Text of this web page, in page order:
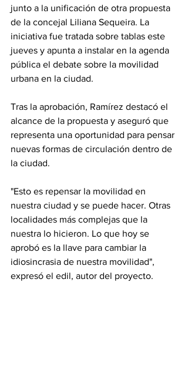
junto a la unificación de otra propuesta
de la concejal Liliana Sequeira. La
iniciativa fue tratada sobre tablas este
jueves y apunta a instalar en la agenda
pública el debate sobre la movilidad
urbana en la ciudad.
Tras la aprobación, Ramírez destacó el
alcance de la propuesta y aseguró que
representa una oportunidad para pensar
nuevas formas de circulación dentro de
la ciudad.
"Esto es repensar la movilidad en
nuestra ciudad y se puede hacer. Otras
localidades más complejas que la
nuestra lo hicieron. Lo que hoy se
aprobó es la llave para cambiar la
idiosincrasia de nuestra movilidad",
expresó el edil, autor del proyecto.